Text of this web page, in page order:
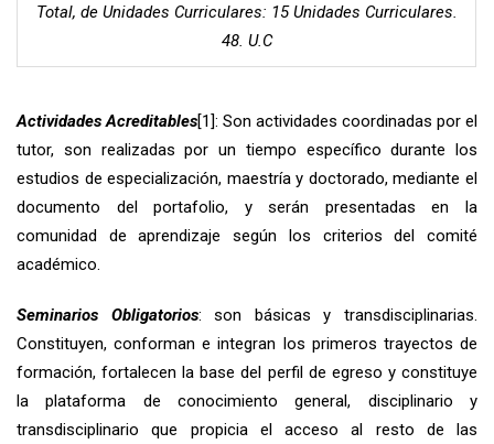
Total, de Unidades Curriculares: 15 Unidades Curriculares.
48. U.C
Actividades Acreditables[1]: Son actividades coordinadas por el
tutor, son realizadas por un tiempo específico durante los
estudios de especialización, maestría y doctorado, mediante el
documento del portafolio, y serán presentadas en la
comunidad de aprendizaje según los criterios del comité
académico.
Seminarios Obligatorios: son básicas y transdisciplinarias.
Constituyen, conforman e integran los primeros trayectos de
formación, fortalecen la base del perfil de egreso y constituye
la plataforma de conocimiento general, disciplinario y
transdisciplinario que propicia el acceso al resto de las